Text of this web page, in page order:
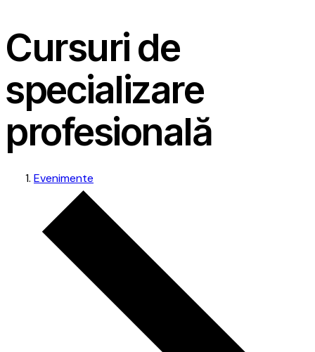
Cursuri de
specializare
profesională
Evenimente